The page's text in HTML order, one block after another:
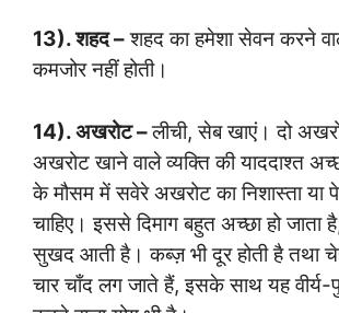
13). शहद –शहद का हमेशा सेवन करने
कमजोर नहीं होती।
14). अखरोट –लीची, सेब खाएं। दो
अखरोट खाने वाले व्यक्ति की याददाश्त
के मौसम में सवेरे अखरोट का निशास्ता या
चाहिए। इससे दिमाग बहुत अच्छा हो जाता
सुखद आती है। कब्ज़ भी दूर होती है तथा
चार चाँद लग जाते हैं, इसके साथ यह वीर्य-